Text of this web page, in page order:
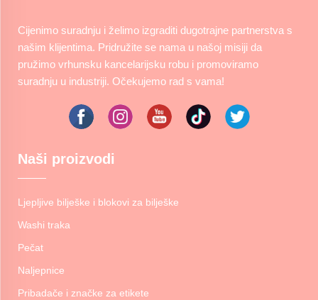
Cijenimo suradnju i želimo izgraditi dugotrajne partnerstva s
našim klijentima. Pridružite se nama u našoj misiji da
pružimo vrhunsku kancelarijsku robu i promoviramo
suradnju u industriji. Očekujemo rad s vama!
Naši proizvodi
Ljepljive bilješke i blokovi za bilješke
Washi traka
Pečat
Naljepnice
Pribadače i značke za etikete